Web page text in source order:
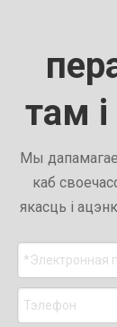
там
Мы
каб
якасць і